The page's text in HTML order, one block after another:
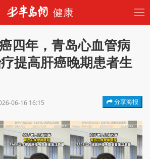
健康
四年，青岛心血管病
提高肝癌晚期患者生
06-16 16:15 分享海报